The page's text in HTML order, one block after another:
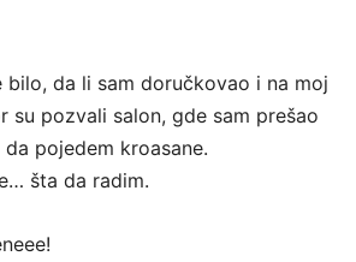
bilo, da li sam doručkovao i na moj
su pozvali salon, gde sam prešao
pojedem kroasane.
šta da radim.